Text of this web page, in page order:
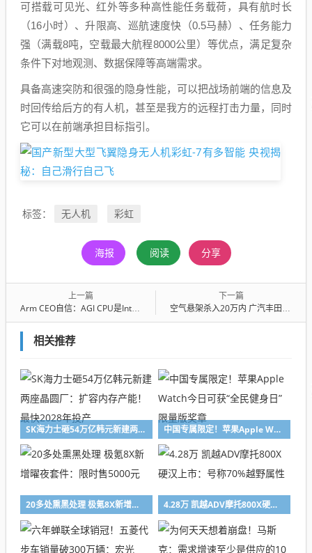
可搭载可见光、红外等多种高性能任务载荷，具有航时长
（16小时）、升限高、巡航速度快（0.5马赫）、任务能力
强（满载8吨，空载最大航程8000公里）等优点，满足复杂
条件下对地观测、数据保障等高端需求。
具备高速突防和很强的隐身性能，可以把战场前端的信息及
时回传给后方的有人机，甚至是我方的远程打击力量，同时
它可以在前端承担目标指引。
标签： 无人机 彩虹
海报 阅读 分享
上一篇
Arm CEO自信：AGI CPU是Intel/AMD的麻烦、不会得罪NVIDIA
下一篇
空气悬架杀入20万内 广汽丰田铂智7明日上市：合资品牌首次！
相关推荐
SK海力士砸54万亿韩元新建两座晶圆厂：扩容内存产能！最快2028年投产 中国专属限定！苹果Apple Watch今日可获“全民健身日”限量版奖章
20多处熏黑处理 极氪8X新增曜夜套件：限时售5000元 4.28万 凯越ADV摩托800X硬汉上市：号称70%越野属性